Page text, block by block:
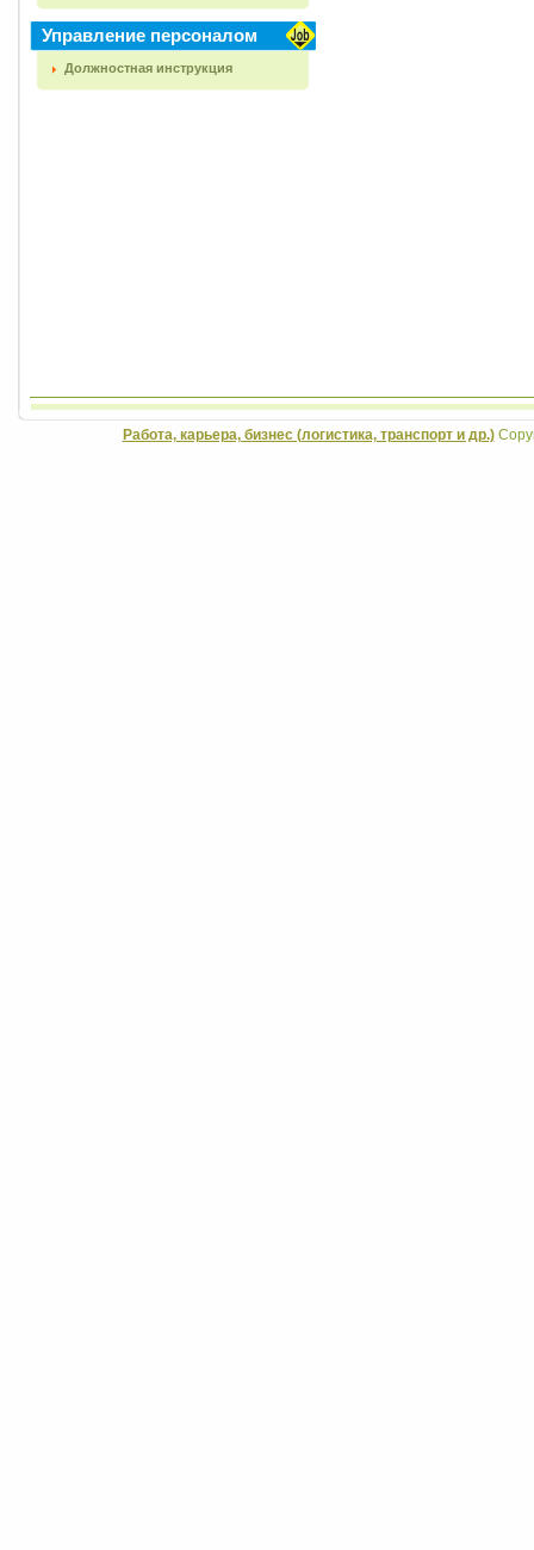
Управление персоналом
Должностная инструкция
Работа, карьера, бизнес (логистика, транспорт и др.)